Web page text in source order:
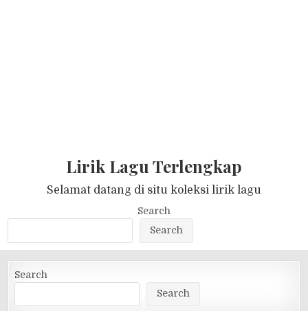
Lirik Lagu Terlengkap
Selamat datang di situ koleksi lirik lagu
Search
Search
Search
Search